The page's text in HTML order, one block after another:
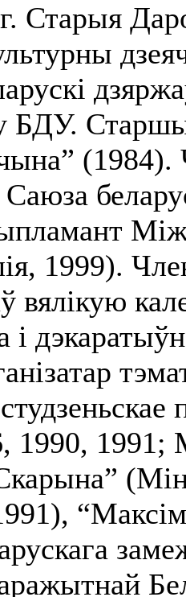
Старыя
БДУ.
(1984).
1999).
вялікую
і
1990, 1991;